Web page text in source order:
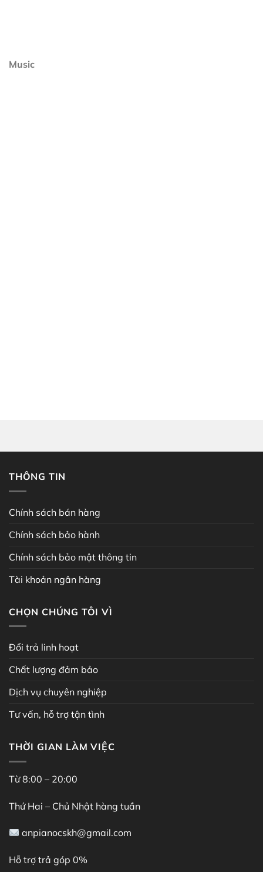
Music
THÔNG TIN
Chính sách bán hàng
Chính sách bảo hành
Chính sách bảo mật thông tin
Tài khoản ngân hàng
CHỌN CHÚNG TÔI VÌ
Đổi trả linh hoạt
Chất lượng đảm bảo
Dịch vụ chuyên nghiệp
Tư vấn, hỗ trợ tận tình
THỜI GIAN LÀM VIỆC
Từ 8:00 – 20:00
Thứ Hai – Chủ Nhật hàng tuần
anpianocskh@gmail.com
Hỗ trợ trả góp 0%